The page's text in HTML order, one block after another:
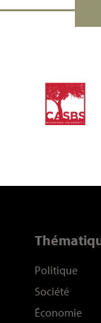
Politique
Société
Économie